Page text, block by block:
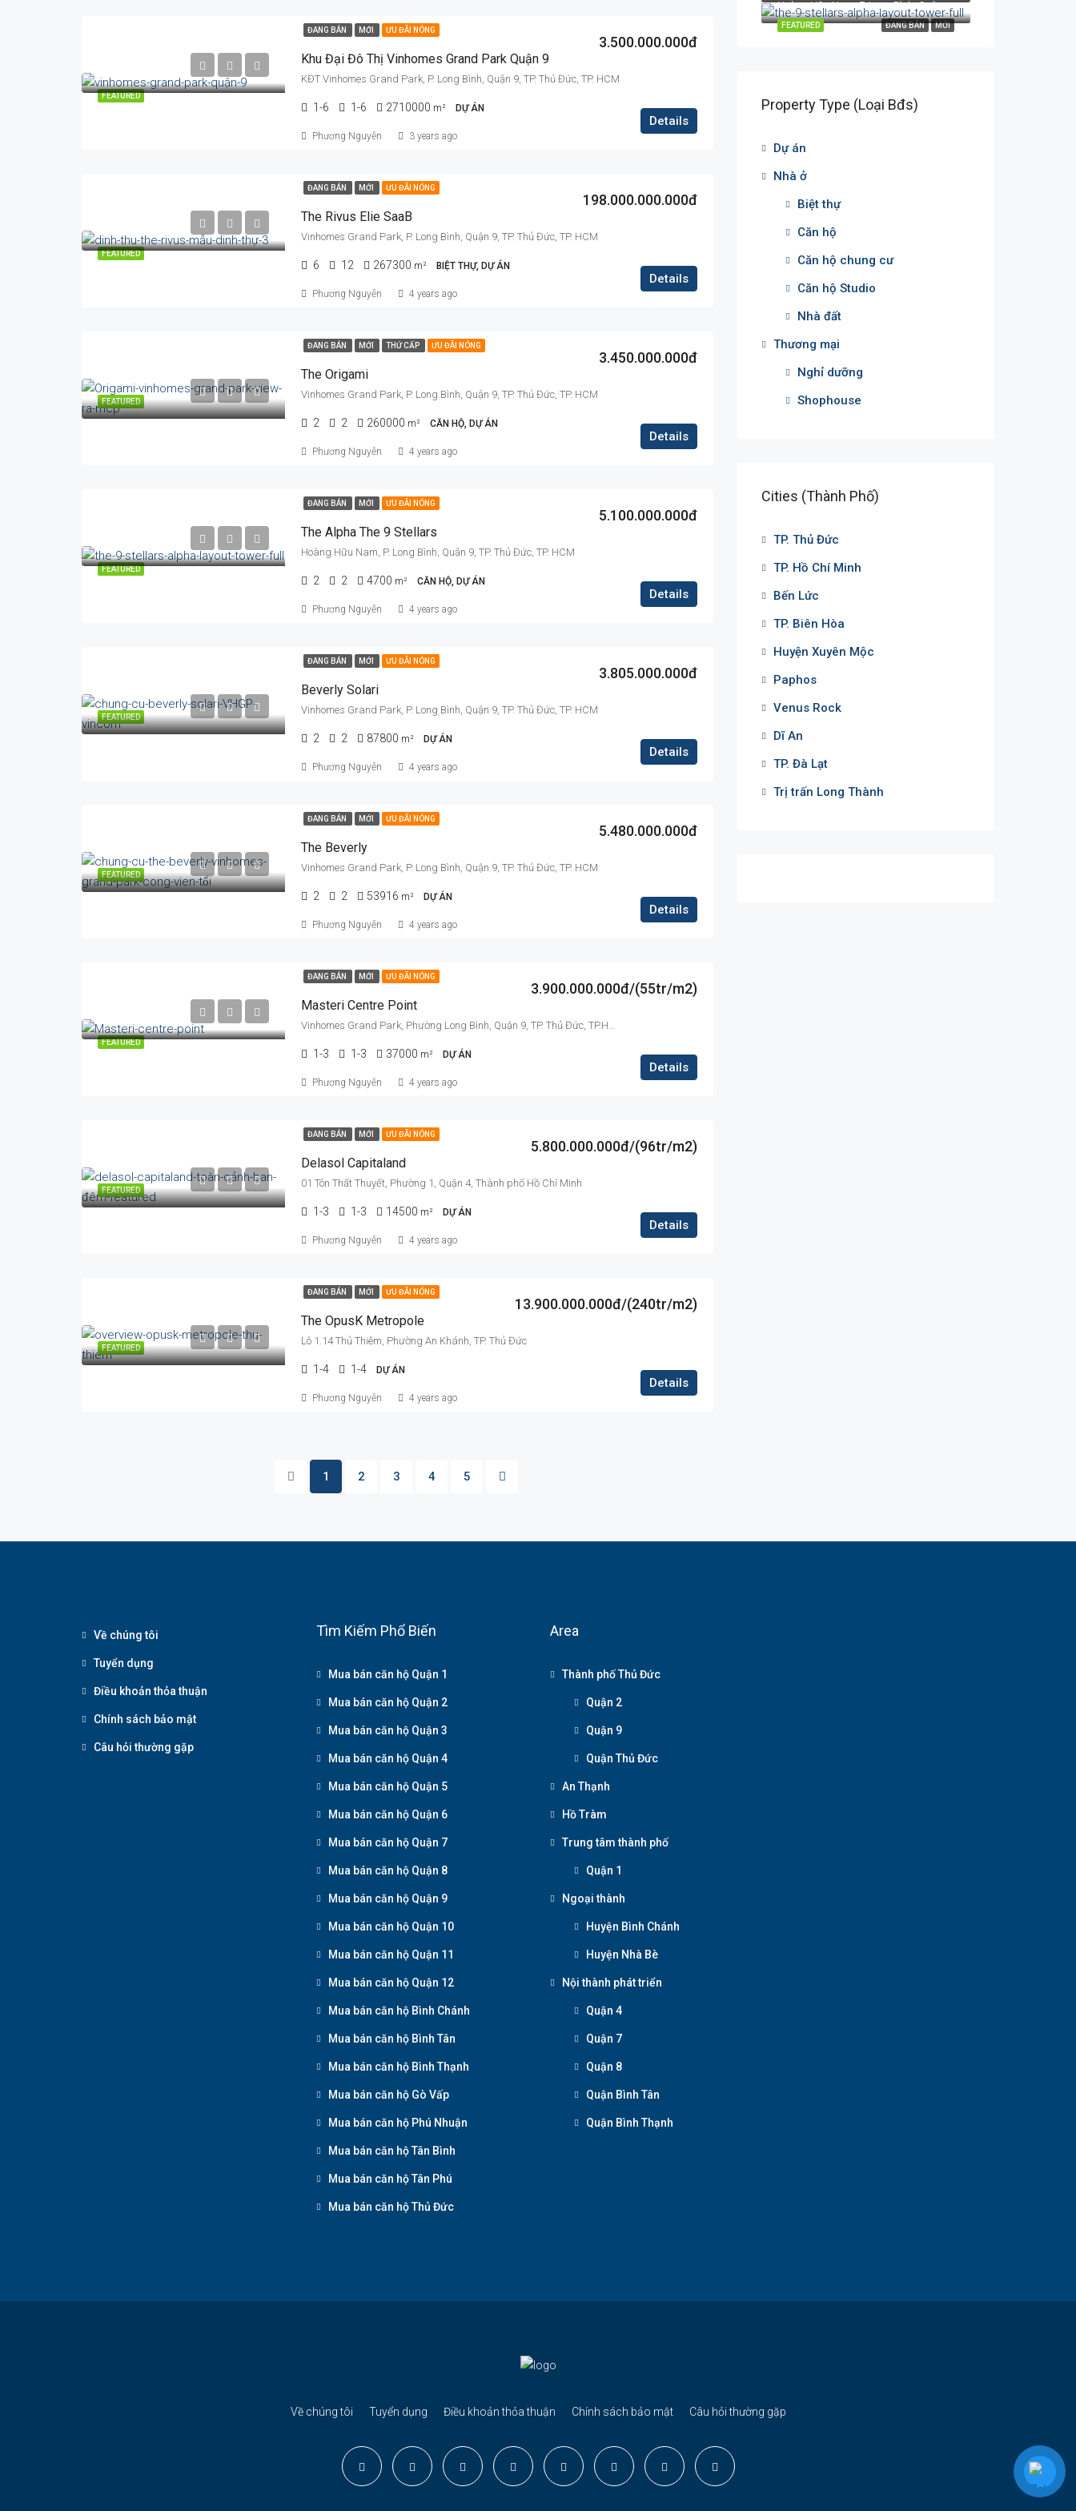
FEATURED
ĐANG BÁN MỚI ƯU ĐÃI NÓNG
Khu Đại Đô Thị Vinhomes Grand Park Quận 9
3.500.000.000đ
KĐT Vinhomes Grand Park, P. Long Bình, Quận 9, TP. Thủ Đức, TP. HCM
1-6 1-6 2710000 m² DỰ ÁN
Details
Phương Nguyễn 3 years ago
FEATURED
ĐANG BÁN MỚI ƯU ĐÃI NÓNG
The Rivus Elie SaaB
198.000.000.000đ
Vinhomes Grand Park, P. Long Bình, Quận 9, TP. Thủ Đức, TP. HCM
6 12 267300 m² BIỆT THỰ, DỰ ÁN
Details
Phương Nguyễn 4 years ago
FEATURED
ĐANG BÁN MỚI THỨ CẤP ƯU ĐÃI NÓNG
The Origami
3.450.000.000đ
Vinhomes Grand Park, P. Long Bình, Quận 9, TP. Thủ Đức, TP. HCM
2 2 260000 m² CĂN HỘ, DỰ ÁN
Details
Phương Nguyễn 4 years ago
FEATURED
ĐANG BÁN MỚI ƯU ĐÃI NÓNG
The Alpha The 9 Stellars
5.100.000.000đ
Hoàng Hữu Nam, P. Long Bình, Quận 9, TP. Thủ Đức, TP. HCM
2 2 4700 m² CĂN HỘ, DỰ ÁN
Details
Phương Nguyễn 4 years ago
FEATURED
ĐANG BÁN MỚI ƯU ĐÃI NÓNG
Beverly Solari
3.805.000.000đ
Vinhomes Grand Park, P. Long Bình, Quận 9, TP. Thủ Đức, TP. HCM
2 2 87800 m² DỰ ÁN
Details
Phương Nguyễn 4 years ago
FEATURED
ĐANG BÁN MỚI ƯU ĐÃI NÓNG
The Beverly
5.480.000.000đ
Vinhomes Grand Park, P. Long Bình, Quận 9, TP. Thủ Đức, TP. HCM
2 2 53916 m² DỰ ÁN
Details
Phương Nguyễn 4 years ago
FEATURED
ĐANG BÁN MỚI ƯU ĐÃI NÓNG
Masteri Centre Point
3.900.000.000đ/(55tr/m2)
Vinhomes Grand Park, Phường Long Bình, Quận 9, TP. Thủ Đức, TP.HCM
1-3 1-3 37000 m² DỰ ÁN
Details
Phương Nguyễn 4 years ago
FEATURED
ĐANG BÁN MỚI ƯU ĐÃI NÓNG
Delasol Capitaland
5.800.000.000đ/(96tr/m2)
01 Tôn Thất Thuyết, Phường 1, Quận 4, Thành phố Hồ Chí Minh
1-3 1-3 14500 m² DỰ ÁN
Details
Phương Nguyễn 4 years ago
FEATURED
ĐANG BÁN MỚI ƯU ĐÃI NÓNG
The OpusK Metropole
13.900.000.000đ/(240tr/m2)
Lô 1.14 Thủ Thiêm, Phường An Khánh, TP. Thủ Đức
1-4 1-4 DỰ ÁN
Details
Phương Nguyễn 4 years ago
1 2 3 4 5
ĐANG BÁN MỚI
FEATURED
Hoàng Hữu Nam, P. Long Bình, Quận 9, TP. Thủ Đức, TP. HCM
Property Type (Loại Bđs)
Dự án
Nhà ở
Biệt thự
Căn hộ
Căn hộ chung cư
Căn hộ Studio
Nhà đất
Thương mại
Nghỉ dưỡng
Shophouse
Cities (Thành Phố)
TP. Thủ Đức
TP. Hồ Chí Minh
Bến Lức
TP. Biên Hòa
Huyện Xuyên Mộc
Paphos
Venus Rock
Dĩ An
TP. Đà Lạt
Trị trấn Long Thành
Về chúng tôi
Tuyển dụng
Điều khoản thỏa thuận
Chính sách bảo mật
Câu hỏi thường gặp
Tìm Kiếm Phổ Biến
Mua bán căn hộ Quận 1
Mua bán căn hộ Quận 2
Mua bán căn hộ Quận 3
Mua bán căn hộ Quận 4
Mua bán căn hộ Quận 5
Mua bán căn hộ Quận 6
Mua bán căn hộ Quận 7
Mua bán căn hộ Quận 8
Mua bán căn hộ Quận 9
Mua bán căn hộ Quận 10
Mua bán căn hộ Quận 11
Mua bán căn hộ Quận 12
Mua bán căn hộ Bình Chánh
Mua bán căn hộ Bình Tân
Mua bán căn hộ Bình Thạnh
Mua bán căn hộ Gò Vấp
Mua bán căn hộ Phú Nhuận
Mua bán căn hộ Tân Bình
Mua bán căn hộ Tân Phú
Mua bán căn hộ Thủ Đức
Area
Thành phố Thủ Đức
Quận 2
Quận 9
Quận Thủ Đức
An Thạnh
Hồ Tràm
Trung tâm thành phố
Quận 1
Ngoại thành
Huyện Bình Chánh
Huyện Nhà Bè
Nội thành phát triển
Quận 4
Quận 7
Quận 8
Quận Bình Tân
Quận Bình Thạnh
Về chúng tôi Tuyển dụng Điều khoản thỏa thuận Chính sách bảo mật Câu hỏi thường gặp